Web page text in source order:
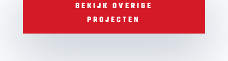
BEKIJK OVERIGE
PROJECTEN